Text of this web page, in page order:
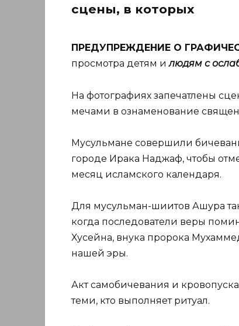
сцены, в которых
ПРЕДУПРЕЖДЕНИЕ О
просмотра детям илюдям с
На фотографиях запечатлены
мечами в ознаменование
Мусульмане совершили
городе Ирака Наджаф, чтобы
месяц исламского календаря.
Для мусульман-шиитов Ашура
когда последователи веры
Хусейна, внука пророка
нашей эры.
Акт самобичевания и
теми, кто выполняет ритуал.